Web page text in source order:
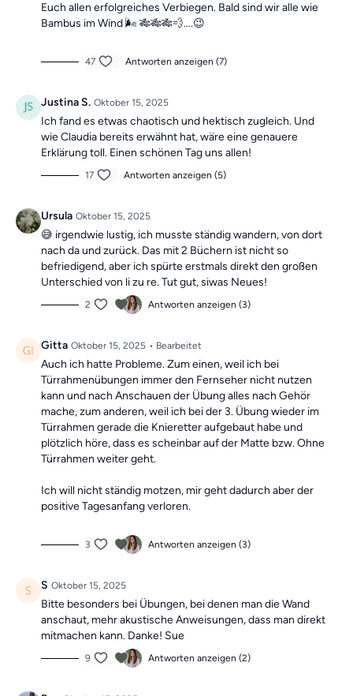
Euch allen erfolgreiches Verbiegen. Bald sind wir alle wie
Bambus im Wind 🌬️ 🎋🎋🎋💨….😉
47 Antworten anzeigen (7)
Justina S. Oktober 15, 2025
Ich fand es etwas chaotisch und hektisch zugleich. Und
wie Claudia bereits erwähnt hat, wäre eine genauere
Erklärung toll. Einen schönen Tag uns allen!
17 Antworten anzeigen (5)
Ursula Oktober 15, 2025
😅 irgendwie lustig, ich musste ständig wandern, von dort
nach da und zurück. Das mit 2 Büchern ist nicht so
befriedigend, aber ich spürte erstmals direkt den großen
Unterschied von li zu re. Tut gut, siwas Neues!
2 Antworten anzeigen (3)
Gitta Oktober 15, 2025 • Bearbeitet
Auch ich hatte Probleme. Zum einen, weil ich bei
Türrahmenübungen immer den Fernseher nicht nutzen
kann und nach Anschauen der Übung alles nach Gehör
mache, zum anderen, weil ich bei der 3. Übung wieder im
Türrahmen gerade die Knieretter aufgebaut habe und
plötzlich höre, dass es scheinbar auf der Matte bzw. Ohne
Türrahmen weiter geht.
Ich will nicht ständig motzen, mir geht dadurch aber der
positive Tagesanfang verloren.
3 Antworten anzeigen (3)
S Oktober 15, 2025
Bitte besonders bei Übungen, bei denen man die Wand
anschaut, mehr akustische Anweisungen, dass man direkt
mitmachen kann. Danke! Sue
9 Antworten anzeigen (2)